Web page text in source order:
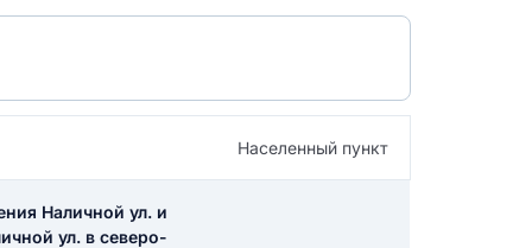
Населенный пункт
Наличной ул. и
ул. в северо-